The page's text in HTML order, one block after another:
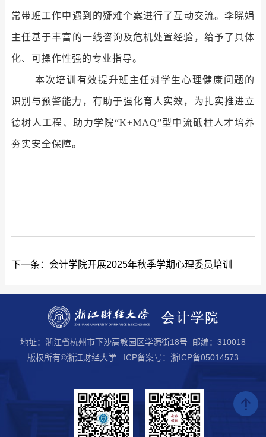
常带班工作中遇到的疑难个案进行了 互动交流。 李晓娟
主任基于丰富的一线咨询及危机处置经验，给予了具体
化、可操作性强的专业指导。
本次培训有效提升班主任对学生心理健康问题的
识别与预警能力，有助于强化育人实效，为扎实推进立
德树人工程、助力学院“K+MAQ”型中流砥柱人才培养
夯实安全保障。
下一条： 会计学院开展2025年秋季学期心理委员培训
地址：浙江省杭州市下沙高教园区学源街18号 邮编：310018
版权所有©浙江财经大学 ICP备案号：浙ICP备05014573